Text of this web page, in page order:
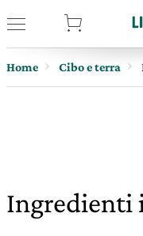
Home Cibo e terra
Ingredienti